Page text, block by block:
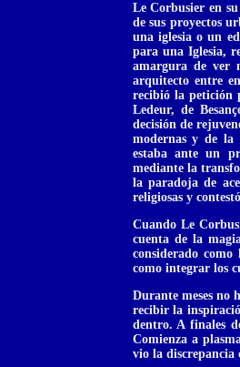
Le Corbusier en
de sus proyectos
una iglesia o un
para una Iglesia,
amargura de ver
arquitecto entre
recibió la petición
Ledeur, de
decisión de
modernas y de la
estaba ante un
mediante la
la paradoja de
religiosas y
Cuando Le
cuenta de la
considerado
como integrar los
Durante meses no
recibir la
dentro. A finales
Comienza a
vio la discrepancia